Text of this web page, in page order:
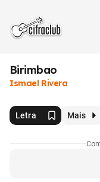
Birimbao
Ismael Rivera
Letra Mais